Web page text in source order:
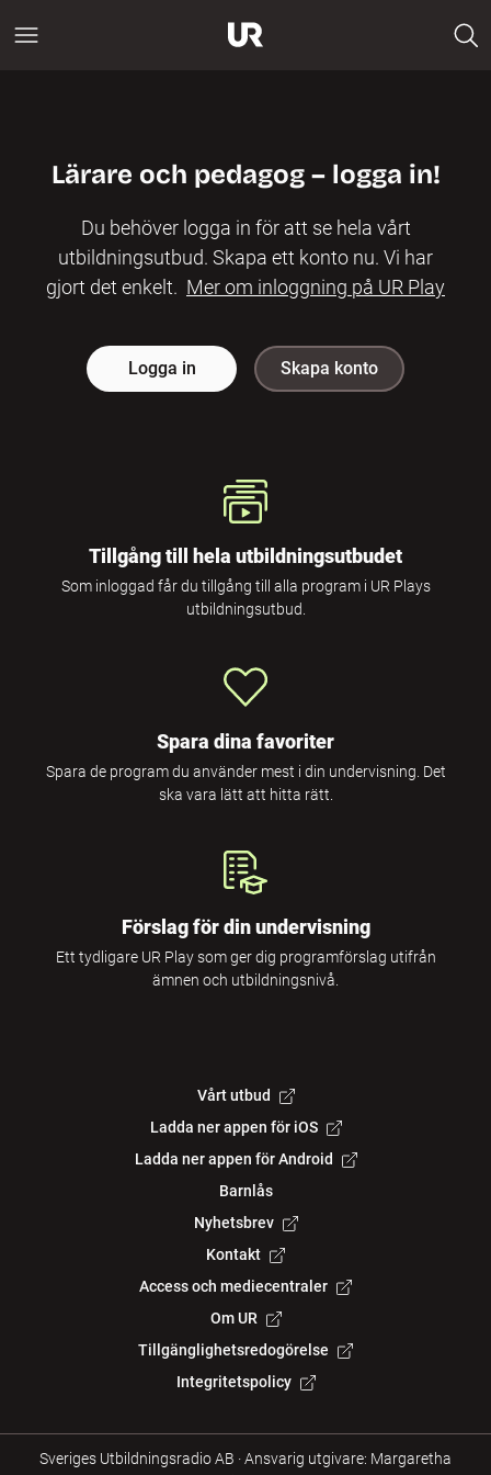
Lärare och pedagog – logga in!
Du behöver logga in för att se hela vårt
utbildningsutbud. Skapa ett konto nu. Vi har
gjort det enkelt. Mer om inloggning på UR Play
Logga in Skapa konto
Tillgång till hela utbildningsutbudet
Som inloggad får du tillgång till alla program i UR Plays
utbildningsutbud.
Spara dina favoriter
Spara de program du använder mest i din undervisning. Det
ska vara lätt att hitta rätt.
Förslag för din undervisning
Ett tydligare UR Play som ger dig programförslag utifrån
ämnen och utbildningsnivå.
Vårt utbud
Ladda ner appen för iOS
Ladda ner appen för Android
Barnlås
Nyhetsbrev
Kontakt
Access och mediecentraler
Om UR
Tillgänglighetsredogörelse
Integritetspolicy
Sveriges Utbildningsradio AB ·Ansvarig utgivare: Margaretha